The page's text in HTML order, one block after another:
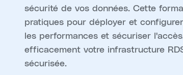
sécurité de vos données. Cette
pratiques pour déployer et
les performances et sécuriser
efficacement votre infrastructure
sécurisée.